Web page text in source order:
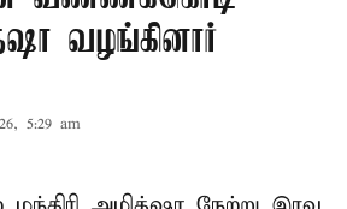
வழங்கினார்
5:29 am